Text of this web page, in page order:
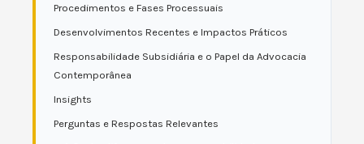
Procedimentos e Fases Processuais
Desenvolvimentos Recentes e Impactos Práticos
Responsabilidade Subsidiária e o Papel da Advocacia
Contemporânea
Insights
Perguntas e Respostas Relevantes